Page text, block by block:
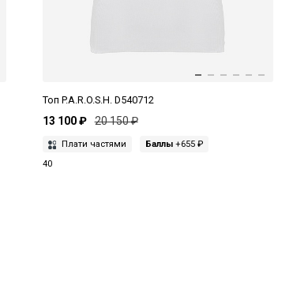
Топ P.A.R.O.S.H. D540712
13 100 ₽ 20 150 ₽
Плати частями Баллы+655 ₽
40